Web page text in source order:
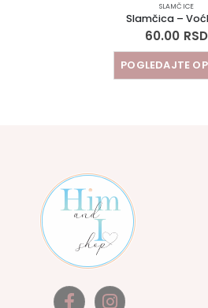
SLAMČICE
Slamčica –
60.00 RSD
POGLEDAJTE